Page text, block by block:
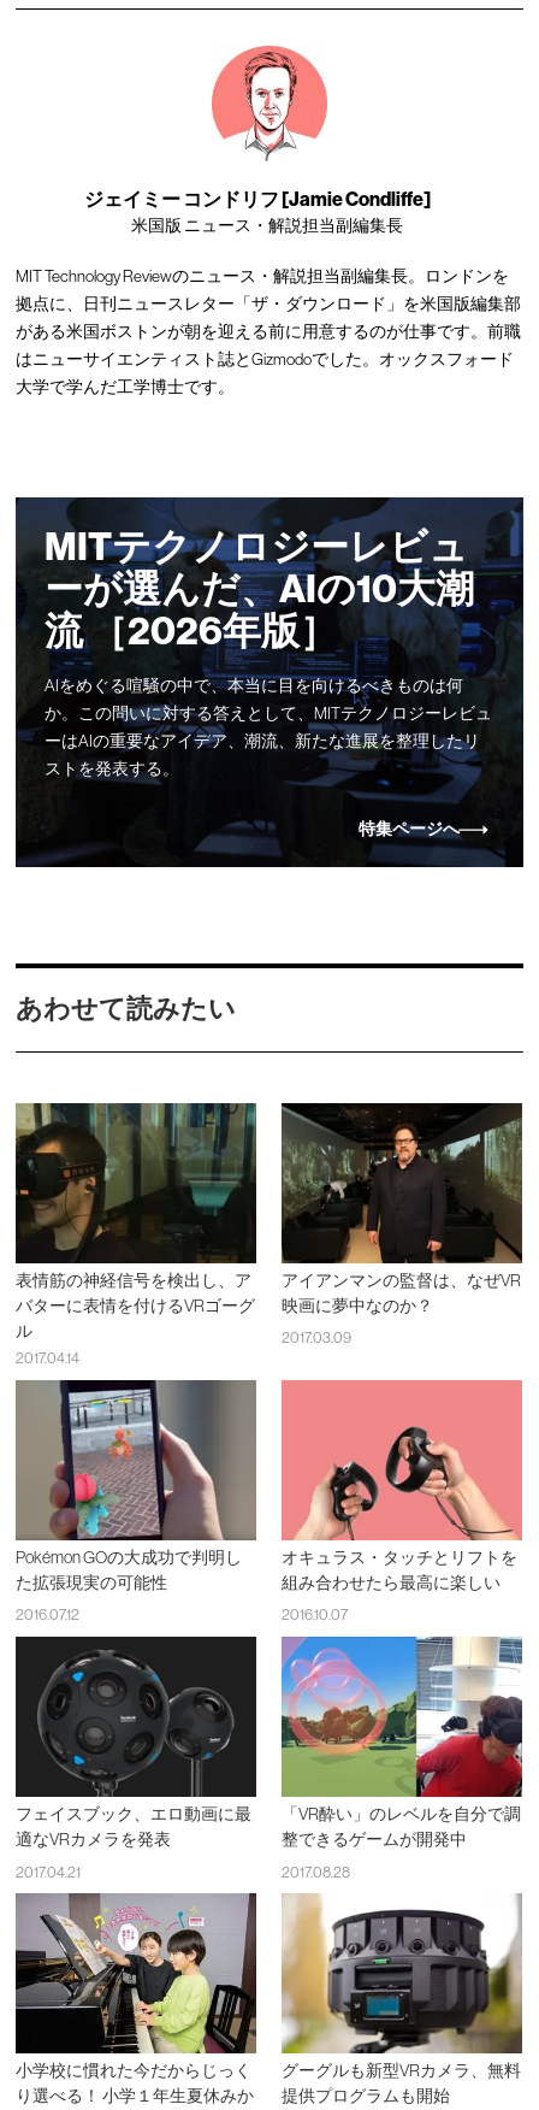
ジェイミー コンドリフ [Jamie Condliffe]
米国版 ニュース・解説担当副編集長
MIT Technology Reviewのニュース・解説担当副編集長。ロンドンを
拠点に、日刊ニュースレター「ザ・ダウンロード」を米国版編集部
がある米国ボストンが朝を迎える前に用意するのが仕事です。前職
はニューサイエンティスト誌とGizmodoでした。オックスフォード
大学で学んだ工学博士です。
MITテクノロジーレビュ
ーが選んだ、AIの10大潮
流 ［2026年版］
AIをめぐる喧騒の中で、本当に目を向けるべきものは何
か。この問いに対する答えとして、MITテクノロジーレビュ
ーはAIの重要なアイデア、潮流、新たな進展を整理したリ
ストを発表する。
特集ページへ
あわせて読みたい
表情筋の神経信号を検出し、ア
バターに表情を付けるVRゴーグ
ル
2017.04.14
アイアンマンの監督は、なぜVR
映画に夢中なのか？
2017.03.09
Pokémon GOの大成功で判明し
た拡張現実の可能性
2016.07.12
オキュラス・タッチとリフトを
組み合わせたら最高に楽しい
2016.10.07
フェイスブック、エロ動画に最
適なVRカメラを発表
2017.04.21
「VR酔い」のレベルを自分で調
整できるゲームが開発中
2017.08.28
小学校に慣れた今だからじっく
り選べる！ 小学１年生夏休みか
グーグルも新型VRカメラ、無料
提供プログラムも開始